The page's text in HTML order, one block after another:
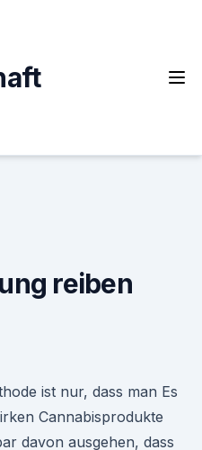
reiben
ist nur, dass man Es
Cannabisprodukte
davon ausgehen, dass